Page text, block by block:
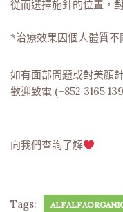
從而選擇施針的位置，
*治療效果因個人體質
如有面部問題或對美顏
歡迎致電 (+852 3165
向我們查詢了解
Tags: